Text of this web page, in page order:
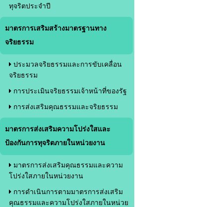
ทุจริตประจำปี
มาตรการเสริมสร้างมาตรฐานทาง
จริยธรรม
ประมวลจริยธรรมและการขับเคลื่อน
จริยธรรม
การประเมินจริยธรรมเจ้าหน้าที่ของรัฐ
การส่งเสริมคุณธรรมและจริยธรรม
มาตรการส่งเสริมความโปร่งใสและ
ป้องกันการทุจริตภายในหน่วยงาน
มาตรการส่งเสริมคุณธรรมและความ
โปร่งใสภายในหน่วยงาน
การดำเนินการตามมาตรการส่งเสริม
คุณธรรมและความโปร่งใสภายในหน่วย